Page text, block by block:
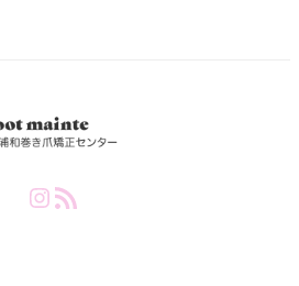
InstagramRSS Feed